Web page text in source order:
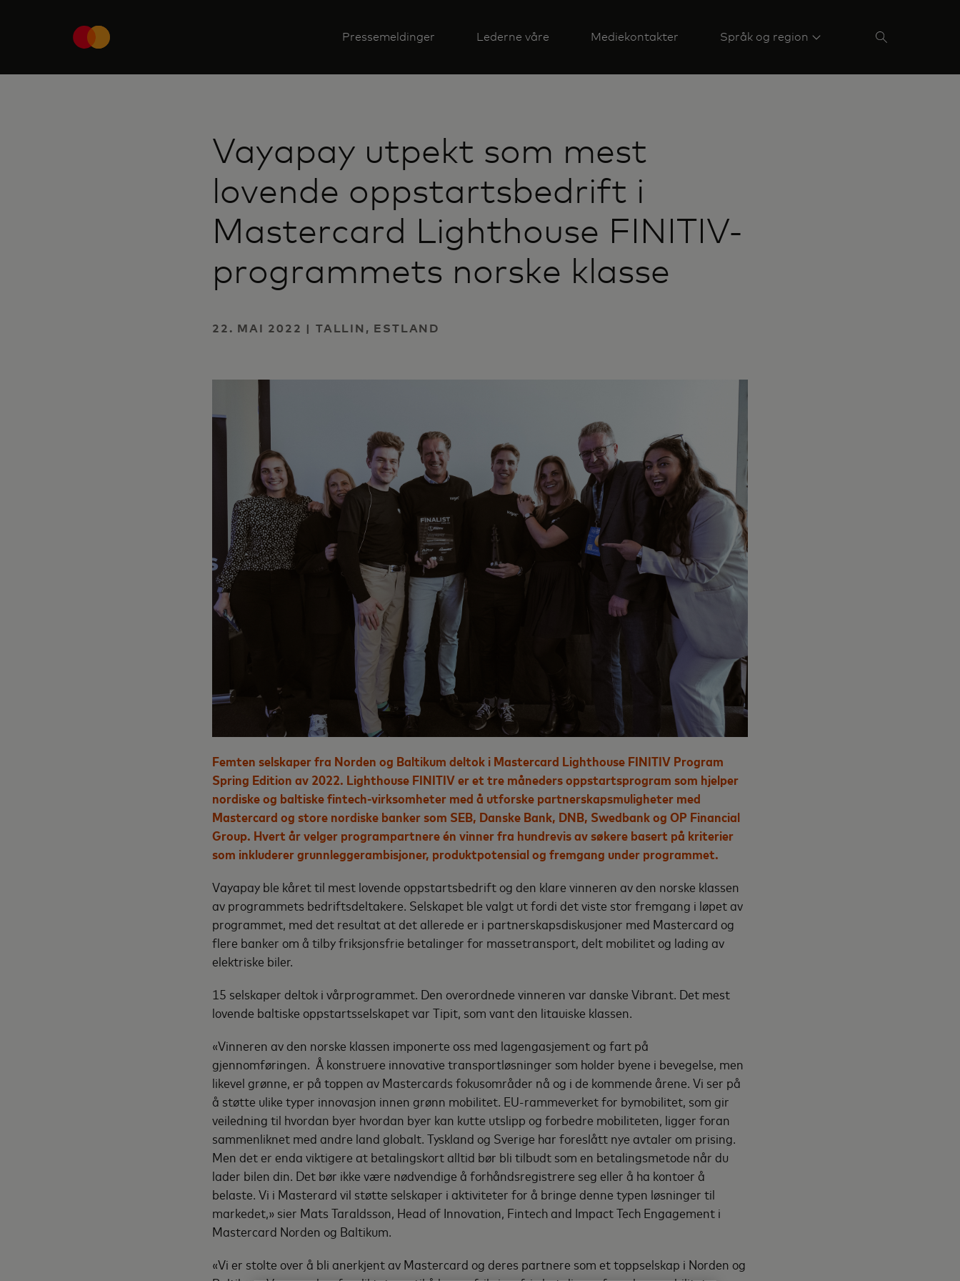
Pressemeldinger Lederne våre Mediekontakter Språk og region
Vayapay utpekt som mest
lovende oppstartsbedrift i
Mastercard Lighthouse FINITIV-
programmets norske klasse
22. MAI 2022 | TALLIN, ESTLAND
Femten selskaper fra Norden og Baltikum deltok i Mastercard Lighthouse FINITIV Program
Spring Edition av 2022. Lighthouse FINITIV er et tre måneders oppstartsprogram som hjelper
nordiske og baltiske fintech-virksomheter med å utforske partnerskapsmuligheter med
Mastercard og store nordiske banker som SEB, Danske Bank, DNB, Swedbank og OP Financial
Group. Hvert år velger programpartnere én vinner fra hundrevis av søkere basert på kriterier
som inkluderer grunnleggerambisjoner, produktpotensial og fremgang under programmet.
Vayapay ble kåret til mest lovende oppstartsbedrift og den klare vinneren av den norske klassen
av programmets bedriftsdeltakere. Selskapet ble valgt ut fordi det viste stor fremgang i løpet av
programmet, med det resultat at det allerede er i partnerskapsdiskusjoner med Mastercard og
flere banker om å tilby friksjonsfrie betalinger for massetransport, delt mobilitet og lading av
elektriske biler.
15 selskaper deltok i vårprogrammet. Den overordnede vinneren var danske Vibrant. Det mest
lovende baltiske oppstartsselskapet var Tipit, som vant den litauiske klassen.
«Vinneren av den norske klassen imponerte oss med lagengasjement og fart på
gjennomføringen. Å konstruere innovative transportløsninger som holder byene i bevegelse, men
likevel grønne, er på toppen av Mastercards fokusområder nå og i de kommende årene. Vi ser på
å støtte ulike typer innovasjon innen grønn mobilitet. EU-rammeverket for bymobilitet, som gir
veiledning til hvordan byer hvordan byer kan kutte utslipp og forbedre mobiliteten, ligger foran
sammenliknet med andre land globalt. Tyskland og Sverige har foreslått nye avtaler om prising.
Men det er enda viktigere at betalingskort alltid bør bli tilbudt som en betalingsmetode når du
lader bilen din. Det bør ikke være nødvendige å forhåndsregistrere seg eller å ha kontoer å
belaste. Vi i Masterard vil støtte selskaper i aktiviteter for å bringe denne typen løsninger til
markedet,» sier Mats Taraldsson, Head of Innovation, Fintech and Impact Tech Engagement i
Mastercard Norden og Baltikum.
«Vi er stolte over å bli anerkjent av Mastercard og deres partnere som et toppselskap i Norden og